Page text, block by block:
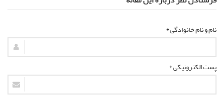
نام و نام خانوادگی *
پست الکترونیکی *